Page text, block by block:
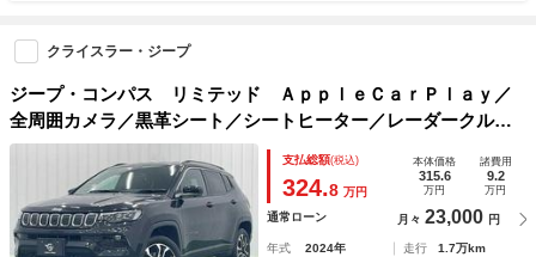
クライスラー・ジープ
ジープ・コンパス リミテッド ＡｐｐｌｅＣａｒＰｌａｙ／
全周囲カメラ／黒革シート／シートヒーター／レーダークルー
ズ／ブラインドスポット／クリアランスソナー／パーキングア
シスト／ＥＴＣ／ステアリングリモコン／アルパインスピーカ
ー／
支払総額(税込)
324.8 万円
本体価格
315.6
万円
諸費用
9.2
万円
通常ローン 月々 23,000 円
年式 2024年 走行
1.7万km